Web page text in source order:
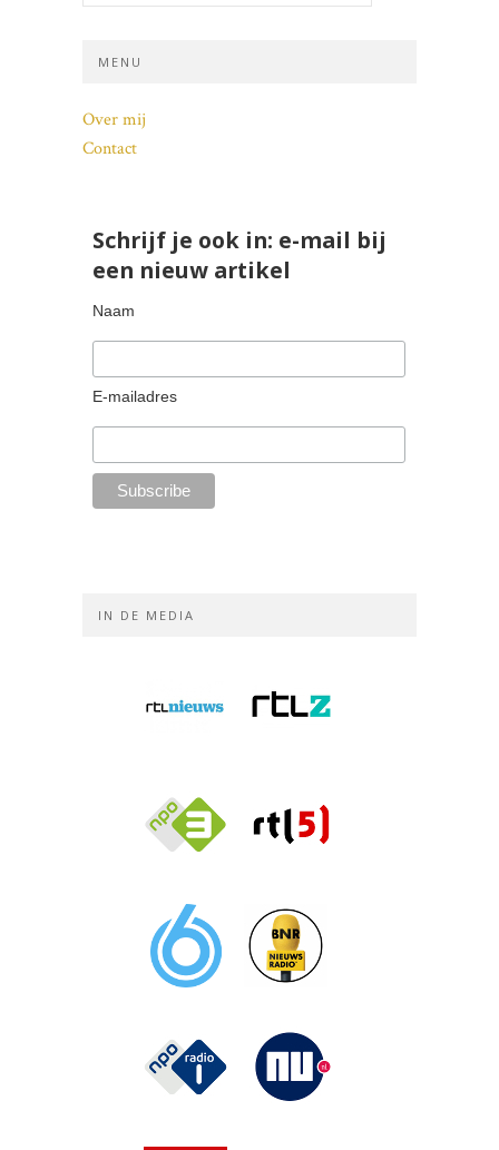
MENU
Over mij
Contact
Schrijf je ook in: e-mail bij
een nieuw artikel
Naam
E-mailadres
IN DE MEDIA